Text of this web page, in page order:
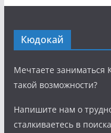
Кюдокай
Мечтаете заниматься
такой возможности?
Напишите нам о
сталкиваетесь в